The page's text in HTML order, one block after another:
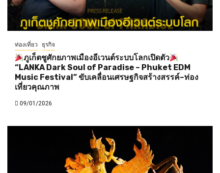
ท่องเที่ยว ธุรกิจ
ภูเก็ตชูศักยภาพเมืองอีเวนต์ระบบโลกเปิดตัว
“LANKA Dark Soul of Paradise – Phuket EDM
Music Festival” ขับเคลื่อนเศรษฐกิจสร้างสรรค์–ท่อง
เที่ยวคุณภาพ
09/01/2026